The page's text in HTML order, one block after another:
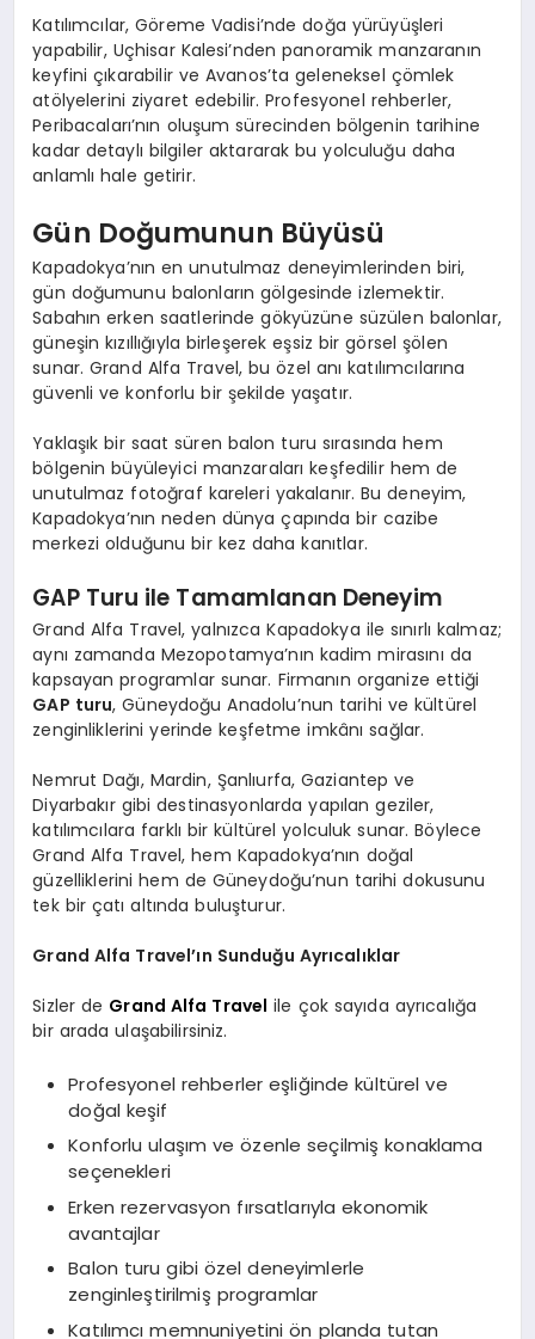
Katılımcılar, Göreme Vadisi’nde doğa yürüyüşleri
yapabilir, Uçhisar Kalesi’nden panoramik manzaranın
keyfini çıkarabilir ve Avanos’ta geleneksel çömlek
atölyelerini ziyaret edebilir. Profesyonel rehberler,
Peribacaları’nın oluşum sürecinden bölgenin tarihine
kadar detaylı bilgiler aktararak bu yolculuğu daha
anlamlı hale getirir.
Gün Doğumunun Büyüsü
Kapadokya’nın en unutulmaz deneyimlerinden biri,
gün doğumunu balonların gölgesinde izlemektir.
Sabahın erken saatlerinde gökyüzüne süzülen balonlar,
güneşin kızıllığıyla birleşerek eşsiz bir görsel şölen
sunar. Grand Alfa Travel, bu özel anı katılımcılarına
güvenli ve konforlu bir şekilde yaşatır.
Yaklaşık bir saat süren balon turu sırasında hem
bölgenin büyüleyici manzaraları keşfedilir hem de
unutulmaz fotoğraf kareleri yakalanır. Bu deneyim,
Kapadokya’nın neden dünya çapında bir cazibe
merkezi olduğunu bir kez daha kanıtlar.
GAP Turu ile Tamamlanan Deneyim
Grand Alfa Travel, yalnızca Kapadokya ile sınırlı kalmaz;
aynı zamanda Mezopotamya’nın kadim mirasını da
kapsayan programlar sunar. Firmanın organize ettiği
GAP turu, Güneydoğu Anadolu’nun tarihi ve kültürel
zenginliklerini yerinde keşfetme imkânı sağlar.
Nemrut Dağı, Mardin, Şanlıurfa, Gaziantep ve
Diyarbakır gibi destinasyonlarda yapılan geziler,
katılımcılara farklı bir kültürel yolculuk sunar. Böylece
Grand Alfa Travel, hem Kapadokya’nın doğal
güzelliklerini hem de Güneydoğu’nun tarihi dokusunu
tek bir çatı altında buluşturur.
Grand Alfa Travel’ın Sunduğu Ayrıcalıklar
Sizler de Grand Alfa Travel ile çok sayıda ayrıcalığa
bir arada ulaşabilirsiniz.
Profesyonel rehberler eşliğinde kültürel ve
doğal keşif
Konforlu ulaşım ve özenle seçilmiş konaklama
seçenekleri
Erken rezervasyon fırsatlarıyla ekonomik
avantajlar
Balon turu gibi özel deneyimlerle
zenginleştirilmiş programlar
Katılımcı memnuniyetini ön planda tutan